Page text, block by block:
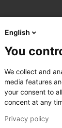
English
You
We collect and
media features
your consent to
concent at any
Privacy policy